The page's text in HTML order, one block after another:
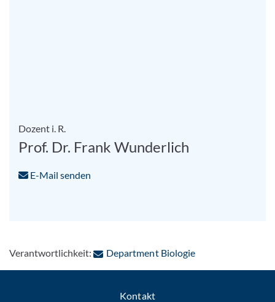
Dozent i. R.
Prof. Dr. Frank Wunderlich
E-Mail senden
Verantwortlichkeit: Department Biologie: Per E-Mail
Kontakt